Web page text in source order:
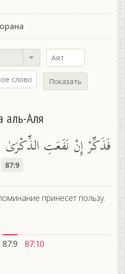
Показать
аль-Аля
فَذَكِّرْ إِنْ نَفَعَتِ الذِّكْرَىٰ
87:9
принесет пользу.
87:9 87:10